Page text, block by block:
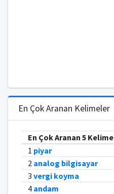
En Çok Aranan Kelimeler
En Çok Aranan 5 Kelime
1 piyar
2 analog bilgisayar
3 vergi koyma
4 andam